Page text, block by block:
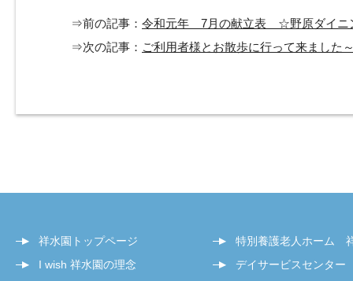
⇒前の記事： 令和元年 7月の献立表 ☆野原ダイ
⇒次の記事： ご利用者様とお散歩に行って来ました
祥水園トップページ
I wish 祥水園の理念
特別養護老人ホーム
デイサービスセンタ